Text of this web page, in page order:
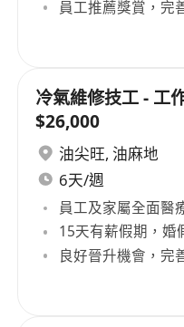
員工推薦獎賞，完
冷氣維修技工 - 工
$26,000
油尖旺, 油麻地
6天/週
員工及家屬全面醫
15天有薪假期，婚
良好晉升機會，完